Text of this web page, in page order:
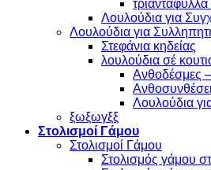
Λουλούδια για
Λουλούδια για
Στεφάνια κηδείας
λουλούδια σέ
Ανθοδέσμες
Λουλούδια
ξωξωγξξ
Στολισμοί Γάμου
Στολισμοί Γάμου
Στολισμός γάμου